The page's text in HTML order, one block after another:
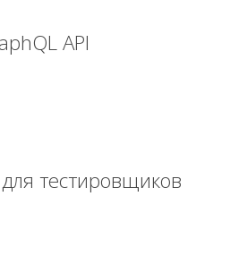
API
тестировщиков